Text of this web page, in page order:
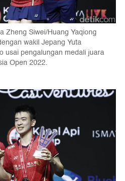
Zheng Siwei/Huang Yaqiong
wakil Jepang Yuta
usai pengalungan medali juara
Open 2022.